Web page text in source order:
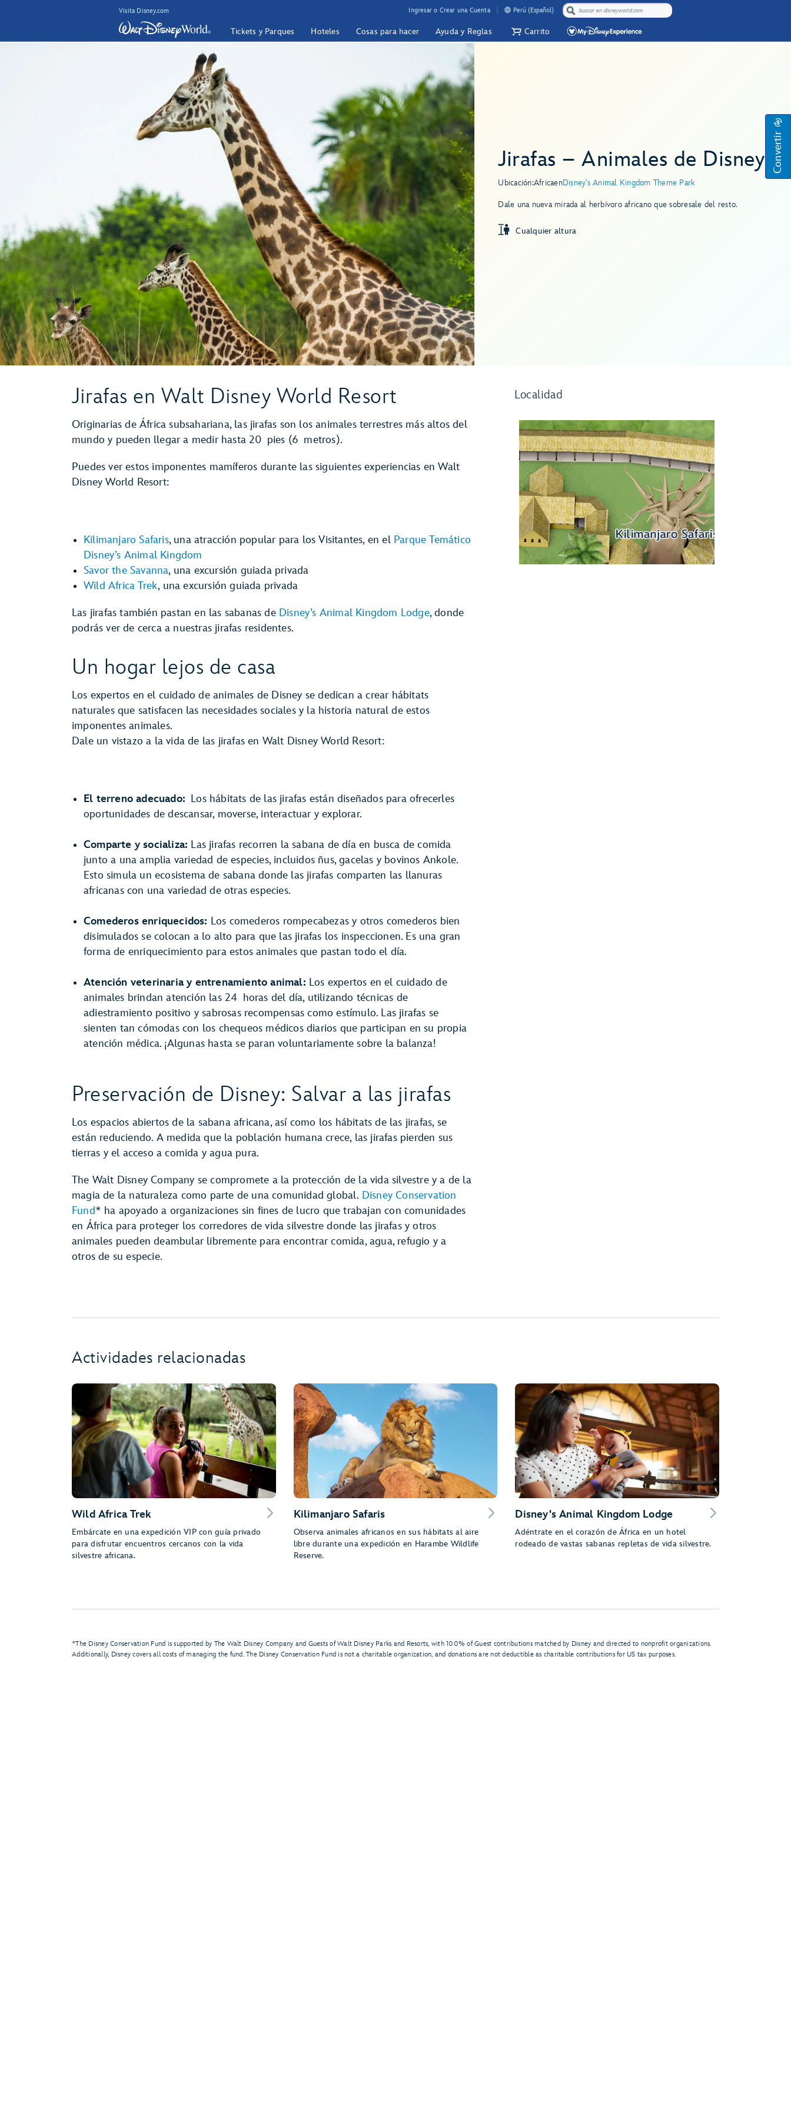
Visita Disney.com Ingresar o Crear una Cuenta Perú (Español)
Tickets y Parques Hoteles Cosas para hacer Ayuda y Reglas Carrito
Convertir
Jirafas – Animales de Disney
Ubicación:AfricaenDisney's Animal Kingdom Theme Park
Dale una nueva mirada al herbívoro africano que sobresale del resto.
Cualquier altura
Jirafas en Walt Disney World Resort
Originarias de África subsahariana, las jirafas son los animales terrestres más altos del
mundo y pueden llegar a medir hasta 20 pies (6 metros).
Puedes ver estos imponentes mamíferos durante las siguientes experiencias en Walt
Disney World Resort:
Kilimanjaro Safaris, una atracción popular para los Visitantes, en el Parque Temático
Disney’s Animal Kingdom
Savor the Savanna, una excursión guiada privada
Wild Africa Trek, una excursión guiada privada
Las jirafas también pastan en las sabanas de Disney’s Animal Kingdom Lodge, donde
podrás ver de cerca a nuestras jirafas residentes.
Un hogar lejos de casa
Los expertos en el cuidado de animales de Disney se dedican a crear hábitats
naturales que satisfacen las necesidades sociales y la historia natural de estos
imponentes animales.
Dale un vistazo a la vida de las jirafas en Walt Disney World Resort:
El terreno adecuado:
Los hábitats de las jirafas están diseñados para ofrecerles
oportunidades de descansar, moverse, interactuar y explorar.
Comparte y socializa: Las jirafas recorren la sabana de día en busca de comida
junto a una amplia variedad de especies, incluidos ñus, gacelas y bovinos Ankole.
Esto simula un ecosistema de sabana donde las jirafas comparten las llanuras
africanas con una variedad de otras especies.
Comederos enriquecidos: Los comederos rompecabezas y otros comederos bien
disimulados se colocan a lo alto para que las jirafas los inspeccionen. Es una gran
forma de enriquecimiento para estos animales que pastan todo el día.
Atención veterinaria y entrenamiento animal: Los expertos en el cuidado de
animales brindan atención las 24 horas del día, utilizando técnicas de
adiestramiento positivo y sabrosas recompensas como estímulo. Las jirafas se
sienten tan cómodas con los chequeos médicos diarios que participan en su propia
atención médica. ¡Algunas hasta se paran voluntariamente sobre la balanza!
Preservación de Disney: Salvar a las jirafas
Los espacios abiertos de la sabana africana, así como los hábitats de las jirafas, se
están reduciendo. A medida que la población humana crece, las jirafas pierden sus
tierras y el acceso a comida y agua pura.
The Walt Disney Company se compromete a la protección de la vida silvestre y a de la
magia de la naturaleza como parte de una comunidad global. Disney Conservation
Fund* ha apoyado a organizaciones sin fines de lucro que trabajan con comunidades
en África para proteger los corredores de vida silvestre donde las jirafas y otros
animales pueden deambular libremente para encontrar comida, agua, refugio y a
otros de su especie.
Localidad
Actividades relacionadas
Wild Africa Trek
Embárcate en una expedición VIP con guía privado
para disfrutar encuentros cercanos con la vida
silvestre africana.
Kilimanjaro Safaris
Observa animales africanos en sus hábitats al aire
libre durante una expedición en Harambe Wildlife
Reserve.
Disney's Animal Kingdom Lodge
Adéntrate en el corazón de África en un hotel
rodeado de vastas sabanas repletas de vida silvestre.
*The Disney Conservation Fund is supported by The Walt Disney Company and Guests of Walt Disney Parks and Resorts, with 100% of Guest contributions matched by Disney and directed to nonprofit organizations.
Additionally, Disney covers all costs of managing the fund. The Disney Conservation Fund is not a charitable organization, and donations are not deductible as charitable contributions for US tax purposes.